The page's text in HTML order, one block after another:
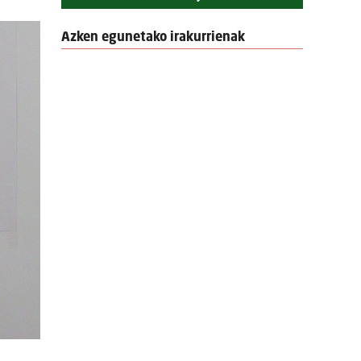
Azken egunetako irakurrienak